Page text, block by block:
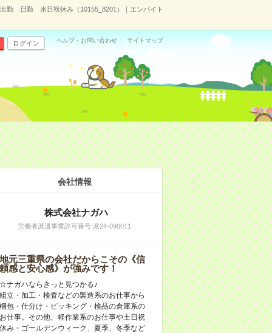
勤 日勤 水日祝休み（10155_8201）｜エンバイト
ログイン ヘルプ・お問い合わせ サイトマップ
会社情報
株式会社ナガハ
労働者派遣事業許可番号:派24-090011
元三重県の会社だからこその《信
感と安心感》が強みです！
ナガハならきっと見つかる♪
立・加工・検査などの製造系のお仕事から
包・仕分け・ピッキング・検品の倉庫系の
仕事。その他、軽作業系のお仕事や土日祝
み・ゴールデンウィーク、夏季、冬季など